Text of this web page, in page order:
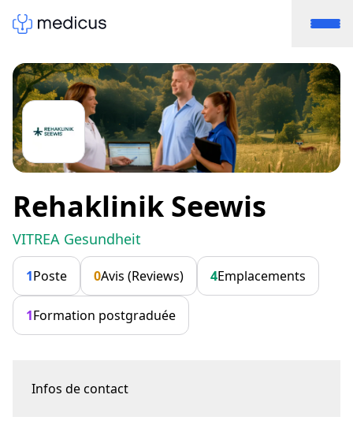
Rehaklinik Seewis
VITREA Gesundheit
1Poste 0Avis (Reviews) 4Emplacements
1Formation postgraduée
Infos de contact